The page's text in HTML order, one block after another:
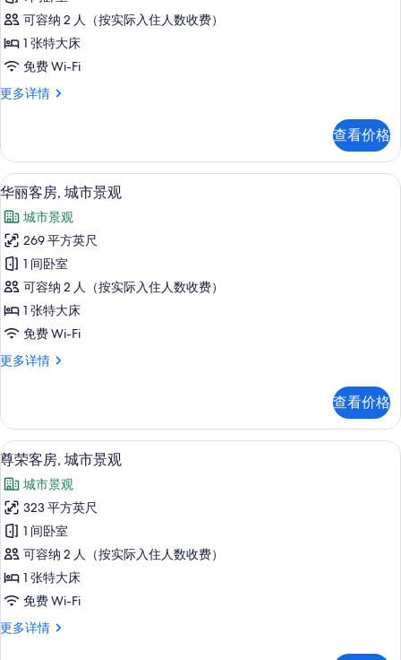
丽
客
房
所
照
片
可容纳 2 人（按实际入住人数收费）
1 张特大床
免费 Wi-Fi
更多详情
华
更
多
信
查看价格
显
示
华
丽
客
房,
城
景
的
所
有
照
片
高档床上用品、Select Comfort 床、
13
华丽客房, 城市景观
城市景观
269 平方英尺
1 间卧室
可容纳 2 人（按实际入住人数收费）
1 张特大床
免费 Wi-Fi
更多详情
华
城
市
景
观
更
多
信
息
查看价格
显
示
尊
荣
客
房,
城
景
高档床上用品、Select Comfort 床、
6
尊荣客房, 城市景观
城市景观
323 平方英尺
1 间卧室
可容纳 2 人（按实际入住人数收费）
1 张特大床
免费 Wi-Fi
更多详情
尊